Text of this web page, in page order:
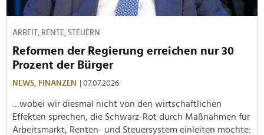
ARBEIT, RENTE, STEUERN
Reformen der Regierung erreichen nur 30
Prozent der Bürger
NEWS, FINANZEN | 07.07.2026
…wobei wir diesmal nicht von den wirtschaftlichen
Effekten sprechen, die Schwarz-Rot durch Maßnahmen für
Arbeitsmarkt, Renten- und Steuersystem einleiten möchte: